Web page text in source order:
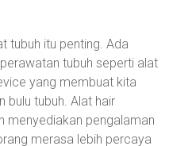
tubuh itu penting. Ada
tubuh seperti alat
yang membuat kita
bulu tubuh. Alat hair
menyediakan pengalaman
merasa lebih percaya